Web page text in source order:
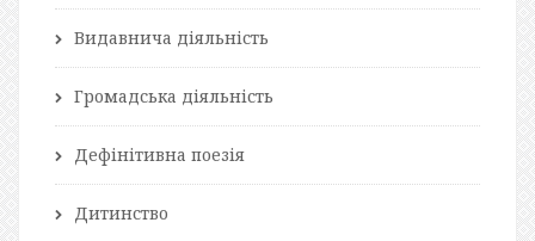
Видавнича діяльність
Громадська діяльність
Дефінітивна поезія
Дитинство